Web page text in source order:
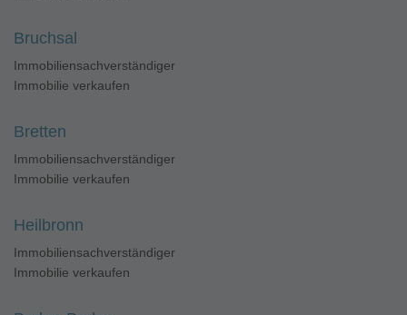
Bruchsal
Immobiliensachverständiger
Immobilie verkaufen
Bretten
Immobiliensachverständiger
Immobilie verkaufen
Heilbronn
Immobiliensachverständiger
Immobilie verkaufen